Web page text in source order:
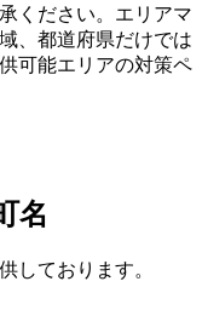
ください。エリアマ
、都道府県だけでは
可能エリアの対策ペ
名
しております。